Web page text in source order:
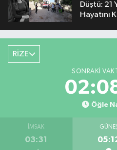
Düştü: 21
Hayatını
RİZE
SONRAKI
Öğle
İMSAK
03:31